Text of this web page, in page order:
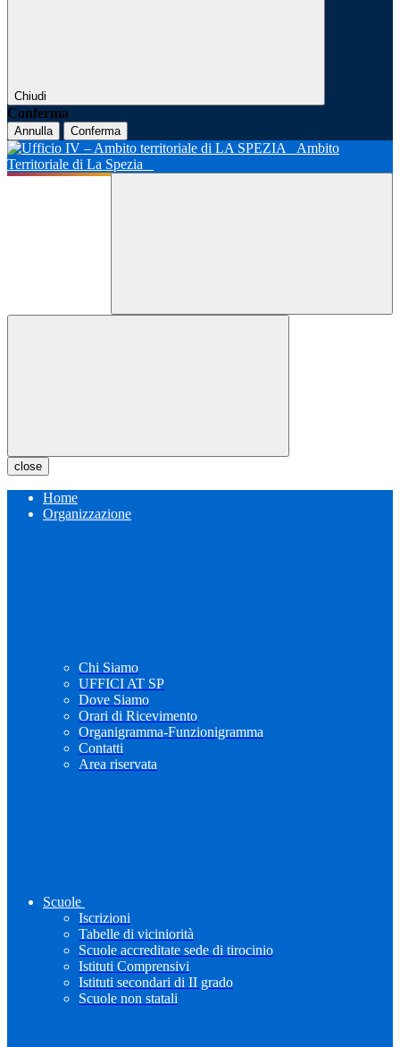
Chiudi
Conferma
Annulla Conferma
Ambito
Territoriale di La Spezia
close
Home
Organizzazione
Chi Siamo
UFFICI AT SP
Dove Siamo
Orari di Ricevimento
Organigramma-Funzionigramma
Contatti
Area riservata
Scuole
Iscrizioni
Tabelle di viciniorità
Scuole accreditate sede di tirocinio
Istituti Comprensivi
Istituti secondari di II grado
Scuole non statali